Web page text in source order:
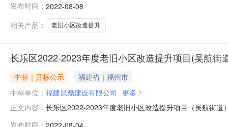
区改造提升项目（吴航街道）第3标段（施工）（重新招
发布时间： 2022-08-08
相关产品：
老旧小区改造提升
长乐区2022-2023年度老旧小区改造提升项目(吴航街
中标｜开标公示
福建省｜福州市
中标单位： 福建昆鼎建设有限公司 更多
正文内容： 长乐区2022-2023年度老旧小区改造提升项目（吴航街
发布时间： 2022-08-04